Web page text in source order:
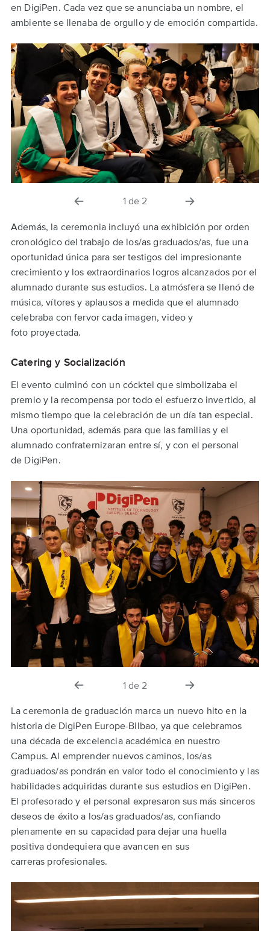
en DigiPen. Cada vez que se anunciaba un nombre, el
ambiente se llenaba de orgullo y de emoción compartida.
1 de 2
Además, la ceremonia incluyó una exhibición por orden
cronológico del trabajo de los/as graduados/as, fue una
oportunidad única para ser testigos del impresionante
crecimiento y los extraordinarios logros alcanzados por el
alumnado durante sus estudios. La atmósfera se llenó de
música, vítores y aplausos a medida que el alumnado
celebraba con fervor cada imagen, video y
foto proyectada.
Catering y Socialización
El evento culminó con un cócktel que simbolizaba el
premio y la recompensa por todo el esfuerzo invertido, al
mismo tiempo que la celebración de un día tan especial.
Una oportunidad, además para que las familias y el
alumnado confraternizaran entre sí, y con el personal
de DigiPen.
1 de 2
La ceremonia de graduación marca un nuevo hito en la
historia de DigiPen Europe-Bilbao, ya que celebramos
una década de excelencia académica en nuestro
Campus. Al emprender nuevos caminos, los/as
graduados/as pondrán en valor todo el conocimiento y las
habilidades adquiridas durante sus estudios en DigiPen.
El profesorado y el personal expresaron sus más sinceros
deseos de éxito a los/as graduados/as, confiando
plenamente en su capacidad para dejar una huella
positiva dondequiera que avancen en sus
carreras profesionales.